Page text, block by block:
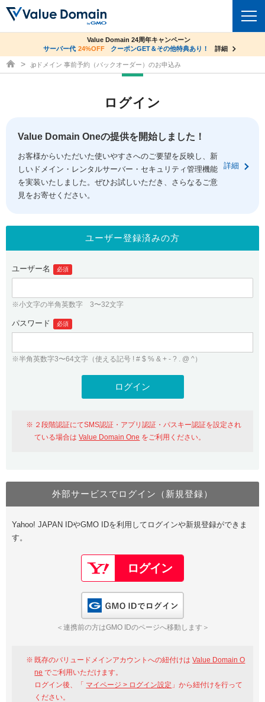
ドメイントップ
ドメイン移管
ドメイン価格一覧
ドメイン一括検索
.jpドメインオークション
gTLDオークション NEW!
.jpドメインバックオーダー
プレミアムドメイン
人気ドメインの種類
WHOIS検索
コアサーバー
バリューサーバー
XREA
セキュリティトップ
Value Domain ネットde診断
SSL証明書
サービストップ
お得意様割引
紹介制度
バリュードメインAPI
ドメイン・ホスティングOEM
facebook
ログイン
従来のバリュードメインをご利用希望の方
Value Domainにログイン
おすすめ One レンタルサーバーを含む最新の機能を使う方
Value Domain Oneにログイン
Google
GMO ID Amazon
※AmazonはValue Domain Oneのログイン画面へ遷移します
ユーザー登録
Value Domain Oneアカウント作成
以下でも登録可能
Google Yahoo!
GMO ID
co.jpドメイン✕コアサーバーV2ビジネス応援キャンペーン
サーバー料金1年間無料
詳細
Value Domain 24周年キャンペーン
サーバー代 24%OFF クーポンGET＆その他特典あり！ 詳細
ドメイン取得ならバリュードメイン
.jpドメイン 事前予約（バックオーダー）のお申込み
ログイン
Value Domain Oneの提供を開始しました！
お客様からいただいた使いやすさへのご要望を反映し、新
しいドメイン・レンタルサーバー・セキュリティ管理機能
を実装いたしました。ぜひお試しいただき、さらなるご意
見をお寄せください。
詳細
ユーザー登録済みの方
ユーザー名 必須
※小文字の半角英数字 3〜32文字
パスワード 必須
※半角英数字3〜64文字（使える記号 ! # $ % & + - ? . @ ^）
２段階認証にてSMS認証・アプリ認証・パスキー認証を設定され
ている場合はValue Domain One をご利用ください。
外部サービスでログイン（新規登録）
Yahoo! JAPAN IDやGMO IDを利用してログインや新規登録ができま
す。
＜連携前の方はGMO IDのページへ移動します＞
既存のバリュードメインアカウントへの紐付けはValue Domain O
ne でご利用いただけます。
ログイン後、「 マイページ > ログイン設定 」から紐付けを行って
ください。